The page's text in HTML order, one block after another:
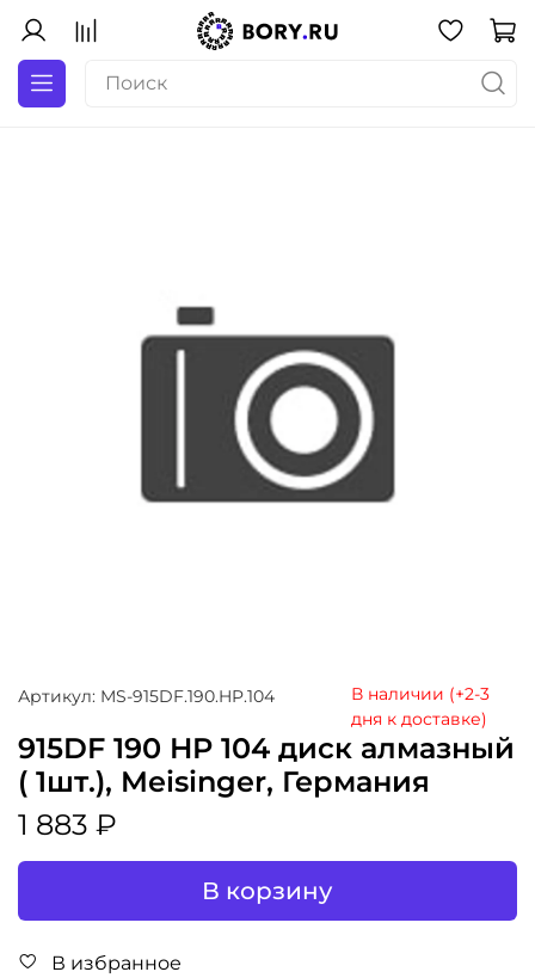
Артикул: MS-915DF.190.HP.104
В наличии (+2-3
дня к доставке)
915DF 190 HP 104 диск алмазный
( 1шт.), Meisinger, Германия
1 883 ₽
В корзину
В избранное